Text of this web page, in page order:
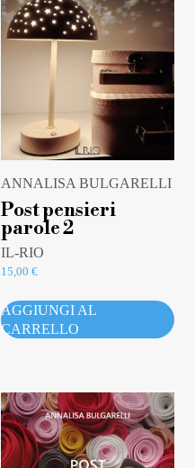
ANNALISA BULGARELLI
Post pensieri
parole 2
IL-RIO
15,00€
AGGIUNGI AL
CARRELLO